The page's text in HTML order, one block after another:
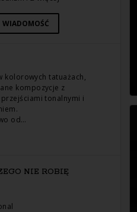
WIADOMOŚĆ
kolorowych tatuażach,
kompozycje z
tonalnymi i
od…
NIE ROBIĘ